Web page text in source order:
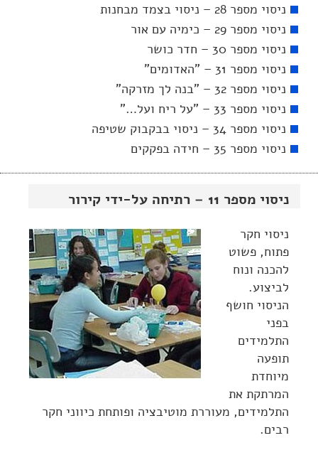
ניסוי מספר 11 – רתיחה על-ידי קירור
ניסוי חקר
פתוח, פשוט
להכנה ונוח
לביצוע.
הניסוי חושף
בפני
התלמידים
תופעה
מיוחדת
המרתקת את
התלמידים, מעוררת מוטיבציה ופותחת כיווני חקר
רבים.
ניסוי מספר 28 – ניסוי בצמד מבחנות
ניסוי מספר 29 – כימיה עם אור
ניסוי מספר 30 – חדר כושר
ניסוי מספר 31 – "האדומים"
ניסוי מספר 32 – "בנה לך מזרקה"
ניסוי מספר 33 – "על ריח ועל…"
ניסוי מספר 34 – ניסוי בבקבוק שטיפה
ניסוי מספר 35 – חידה בפקקים